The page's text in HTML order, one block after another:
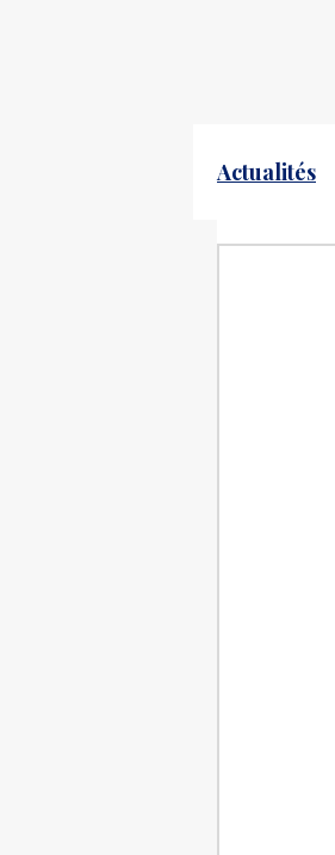
Actualités